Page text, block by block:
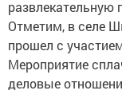
развлекательную
Отметим, в селе
прошел с
Мероприятие
деловые